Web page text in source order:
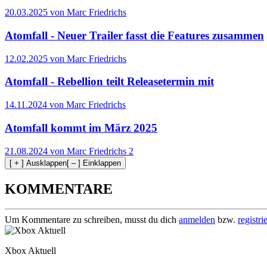
20.03.2025 von Marc Friedrichs
Atomfall - Neuer Trailer fasst die Features zusammen
12.02.2025 von Marc Friedrichs
Atomfall - Rebellion teilt Releasetermin mit
14.11.2024 von Marc Friedrichs
Atomfall kommt im März 2025
21.08.2024 von Marc Friedrichs 2
[ + ] Ausklappen[ – ] Einklappen
KOMMENTARE
Um Kommentare zu schreiben, musst du dich anmelden bzw.
Xbox Aktuell